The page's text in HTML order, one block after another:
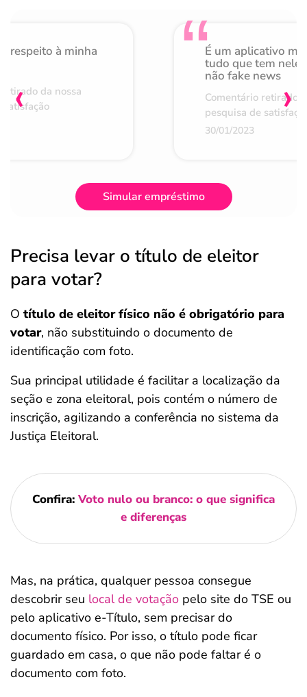
respeito à minha
da nossa
É um aplicativo
tudo que tem nele
não fake news
Comentário retirado
pesquisa de
30/01/2023
‹ ›
Simular empréstimo
Precisa levar o título de eleitor
para votar?
O título de eleitor físico não é obrigatório para
votar, não substituindo o documento de
identificação com foto.
Sua principal utilidade é facilitar a localização da
seção e zona eleitoral, pois contém o número de
inscrição, agilizando a conferência no sistema da
Justiça Eleitoral.
Confira: Voto nulo ou branco: o que significa
e diferenças
Mas, na prática, qualquer pessoa consegue
descobrir seu local de votação pelo site do TSE ou
pelo aplicativo e-Título, sem precisar do
documento físico. Por isso, o título pode ficar
guardado em casa, o que não pode faltar é o
documento com foto.